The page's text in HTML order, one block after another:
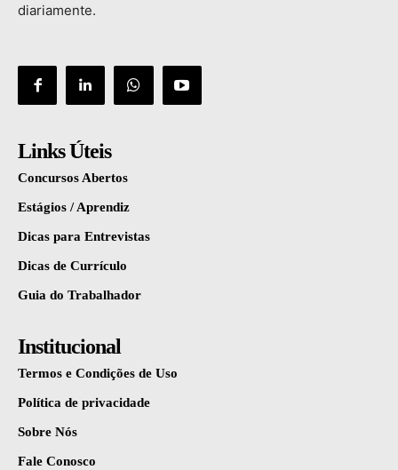
diariamente.
Links Úteis
Concursos Abertos
Estágios / Aprendiz
Dicas para Entrevistas
Dicas de Currículo
Guia do Trabalhador
Institucional
Termos e Condições de Uso
Política de privacidade
Sobre Nós
Fale Conosco